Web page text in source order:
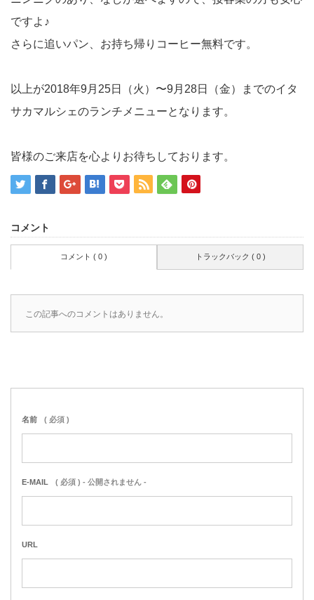
ですよ♪
さらに追いパン、お持ち帰りコーヒー無料です。
以上が2018年9月25日（火）〜9月28日（金）までのイタ
サカマルシェのランチメニューとなります。
皆様のご来店を心よりお待ちしております。
コメント
コメント ( 0 ) トラックバック ( 0 )
この記事へのコメントはありません。
名前 ( 必須 )
E-MAIL ( 必須 ) - 公開されません -
URL